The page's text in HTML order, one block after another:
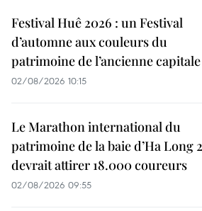
Festival Huê 2026 : un Festival
d’automne aux couleurs du
patrimoine de l’ancienne capitale
02/08/2026 10:15
Le Marathon international du
patrimoine de la baie d’Ha Long
devrait attirer 18.000 coureurs
02/08/2026 09:55